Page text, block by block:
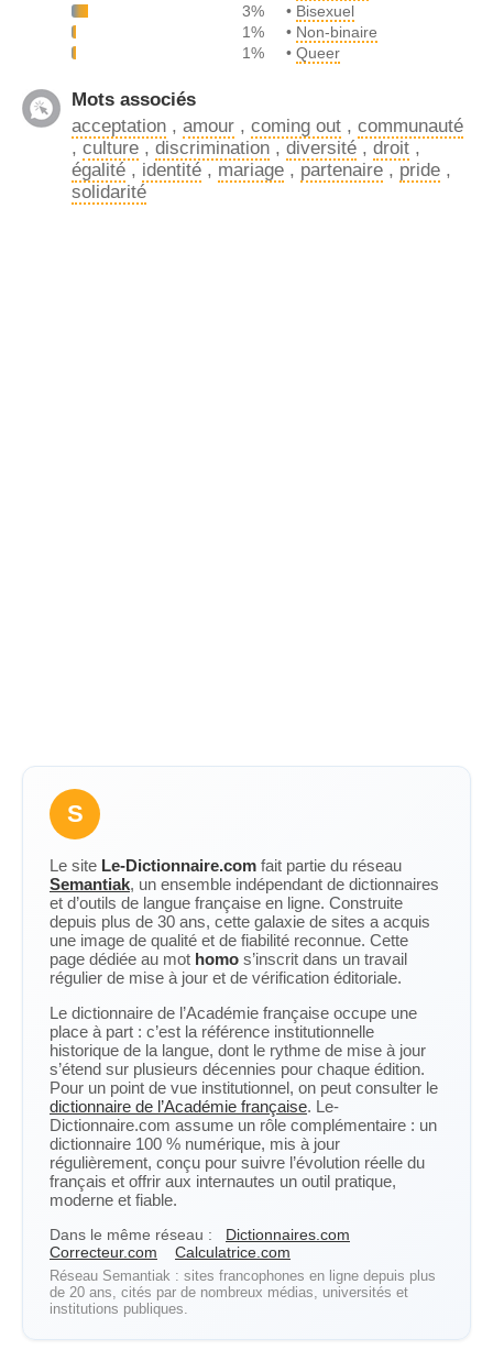
3%
• Bisexuel
1%
• Non-binaire
1%
•Queer
Mots associés
acceptation , amour , coming out , communauté
, culture , discrimination , diversité , droit ,
égalité , identité , mariage , partenaire , pride ,
solidarité
S
Le site Le-Dictionnaire.com fait partie du réseau
Semantiak, un ensemble indépendant de dictionnaires
et d’outils de langue française en ligne. Construite
depuis plus de 30 ans, cette galaxie de sites a acquis
une image de qualité et de fiabilité reconnue. Cette
page dédiée au mot homo s’inscrit dans un travail
régulier de mise à jour et de vérification éditoriale.
Le dictionnaire de l’Académie française occupe une
place à part : c’est la référence institutionnelle
historique de la langue, dont le rythme de mise à jour
s’étend sur plusieurs décennies pour chaque édition.
Pour un point de vue institutionnel, on peut consulter le
dictionnaire de l’Académie française. Le-
Dictionnaire.com assume un rôle complémentaire : un
dictionnaire 100 % numérique, mis à jour
régulièrement, conçu pour suivre l’évolution réelle du
français et offrir aux internautes un outil pratique,
moderne et fiable.
Dans le même réseau :
Dictionnaires.com
Correcteur.com
Calculatrice.com
Réseau Semantiak : sites francophones en ligne depuis plus
de 20 ans, cités par de nombreux médias, universités et
institutions publiques.